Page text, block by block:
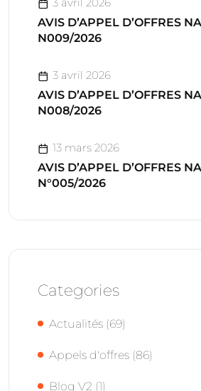
AVIS D’APPEL D’OFFRES
N009/2026
3 avril 2026
AVIS D’APPEL D’OFFRES
N008/2026
13 mars 2026
AVIS D’APPEL D’OFFRES
N°005/2026
Categories
Actualités (69)
Appels d'offres (86)
Blog V2 (1)